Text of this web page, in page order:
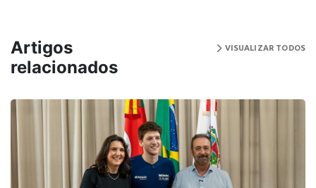
Artigos
relacionados
VISUALIZAR TODOS